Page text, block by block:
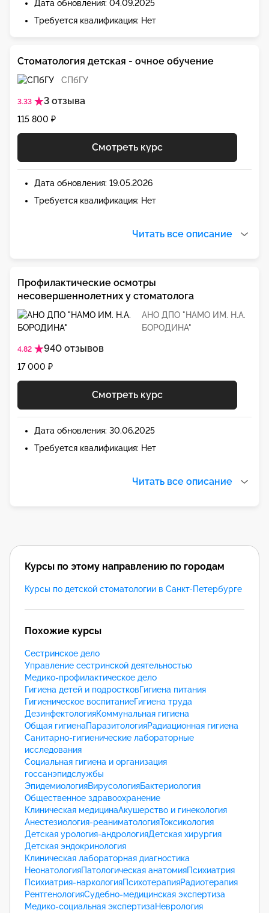
Дата обновления: 04.09.2025
Требуется квалификация: Нет
СПбГУ
3.33 3 отзыва
Стоматология детская - очное обучение
115 800 ₽
Смотреть курс
Дата обновления: 19.05.2026
Требуется квалификация: Нет
Читать все описание
АНО ДПО "НАМО ИМ. Н.А.
БОРОДИНА"
4.82 940 отзывов
Профилактические осмотры
несовершеннолетних у стоматолога
17 000 ₽
Смотреть курс
Дата обновления: 30.06.2025
Требуется квалификация: Нет
Читать все описание
Курсы по этому направлению по городам
Курсы по детской стоматологии в Санкт-Петербурге
Похожие курсы
Сестринское дело
Управление сестринской деятельностью
Медико-профилактическое дело
Гигиена детей и подростковГигиена питания
Гигиеническое воспитаниеГигиена труда
ДезинфектологияКоммунальная гигиена
Общая гигиенаПаразитологияРадиационная гигиена
Санитарно-гигиенические лабораторные
исследования
Социальная гигиена и организация
госсанэпидслужбы
ЭпидемиологияВирусологияБактериология
Общественное здравоохранение
Клиническая медицинаАкушерство и гинекология
Анестезиология-реаниматологияТоксикология
Детская урология-андрологияДетская хирургия
Детская эндокринология
Клиническая лабораторная диагностика
НеонатологияПатологическая анатомияПсихиатрия
Психиатрия-наркологияПсихотерапияРадиотерапия
РентгенологияСудебно-медицинская экспертиза
Медико-социальная экспертизаНеврология